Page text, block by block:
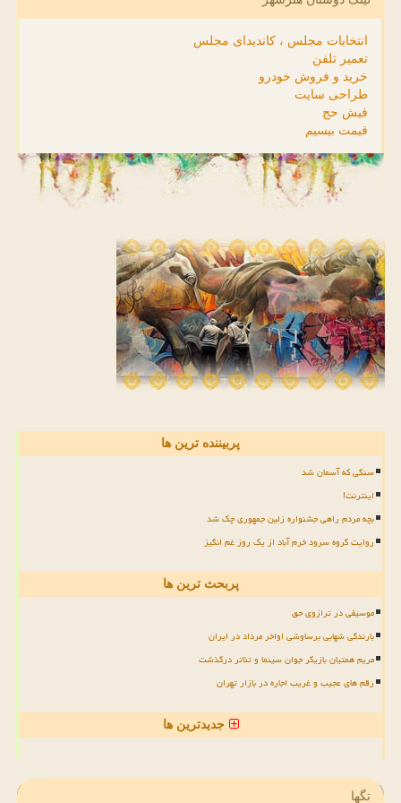
انتخابات مجلس ، کاندیدای مجلس
تعمیر تلفن
خرید و فروش خودرو
طراحی سایت
فیش حج
قیمت بیسیم
پربیننده ترین ها
سنگی که آسمان شد
اینترنت!
بچه مردم راهی جشنواره زلین جمهوری چک شد
روایت گروه سرود خرم آباد از یک روز غم انگیز
پربحث ترین ها
موسیقی در ترازوی حق
بارندگی شهابی برساوشی اواخر مرداد در ایران
مریم همتیان بازیگر جوان سینما و تئاتر درگذشت
رقم های عجیب و غریب اجاره در بازار تهران
جدیدترین ها
تگها